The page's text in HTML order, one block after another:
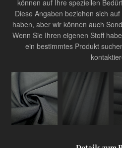
können auf Ihre speziellen
Diese Angaben beziehen sich
haben, aber wir können auch
Wenn Sie Ihren eigenen Stoff
ein bestimmtes Produkt